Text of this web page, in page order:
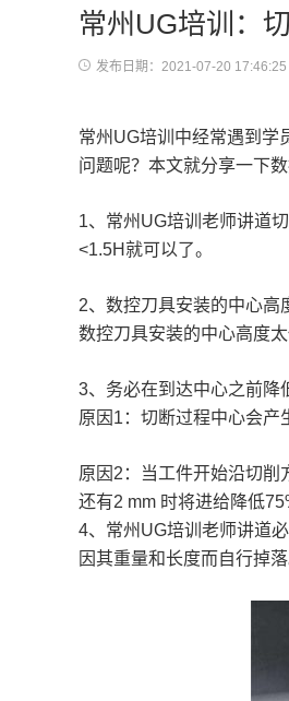
常州UG培训：
发布日期：2021-07-20 17:46:25
常州 UG培训中经常遇到学
问题呢？本文就分享一下
1、 常州 UG培训老师讲道
<1.5H就可以了。
2、数控刀具安装的中心高
数控刀具安装的中心高度
3、 务必在到达中心之前降
原因 1 ：切断过程中心会产
原因 2 ：当工件开始沿切削
还有2 mm 时将进给降低
4、常州 UG培训老师讲道
因其重量和长度而自行掉落